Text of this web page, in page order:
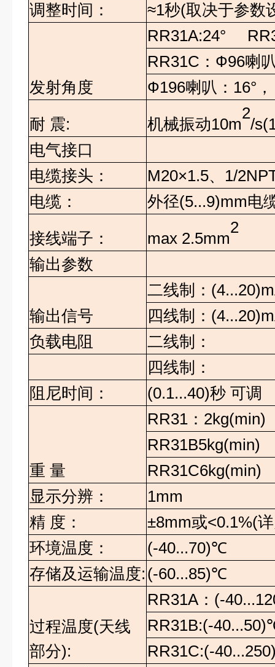
调整时间：
≈1秒(取决于参数
发射角度
RR31A:24°
RR31C ： Ф96喇
Ф196喇叭： 16° ，
耐 震: 机械振动10m
2
/
电气接口
电缆接头：
M20×1.5、 1/
电缆：
外径(5...9)mm电
接线端子：
max 2.5mm
2
输出参数
输出信号
二线制：
四线制：
负载电阻
二线制：
四线制：
阻尼时间：
(0.1...40)秒 可调
重 量
RR31 ： 2kg(min)
RR31B5kg(min)
RR31C6kg(min)
显示分辨：
1mm
精 度： ±8mm或<0.1%(
环境温度 ：
(-40...70)℃
存储及运输温度: (-60...85)℃
过程温度(天线
部分):
RR31A： (-
RR31B:(-40...50)
RR31C:(-